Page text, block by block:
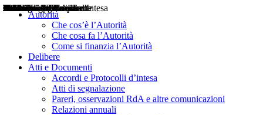
Autorità
Che cos’è l’Autorità
Che cosa fa l’Autorità
Come si finanzia l’Autorità
Delibere
Atti e Documenti
Accordi e Protocolli d’intesa
Atti di segnalazione
Pareri, osservazioni RdA e altre comunicazioni
Relazioni annuali
Delibere
Pareri
Consultazioni
Audizioni
Atti di Segnalazione
Accordi e Protocolli d'Intesa
Relazioni annuali
Misure di regolazione
Notizie
Comunicati Stampa
Bollettini ART
Convegni ART
Interviste del Presidente
Articoli in primo piano
Interventi del Presidente
2004
2005
2010
2013
2014
2015
2016
2017
2018
2019
202
2020
2021
2022
2023
2024
2025
2026
Aereo
Marittimo
Terrestre